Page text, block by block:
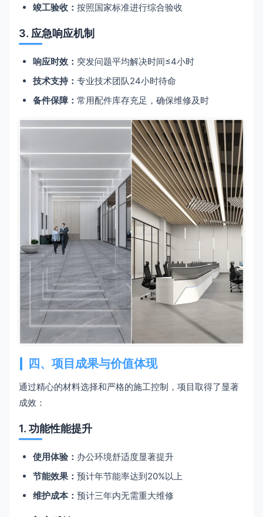
竣工验收： 按照国家标准进行综合验收
3. 应急响应机制
响应时效： 突发问题平均解决时间≤4小时
技术支持： 专业技术团队24小时待命
备件保障： 常用配件库存充足，确保维修及时
四、项目成果与价值体现
通过精心的材料选择和严格的施工控制，项目取得了显著
成效：
1. 功能性能提升
使用体验： 办公环境舒适度显著提升
节能效果： 预计年节能率达到20%以上
维护成本： 预计三年内无需重大维修